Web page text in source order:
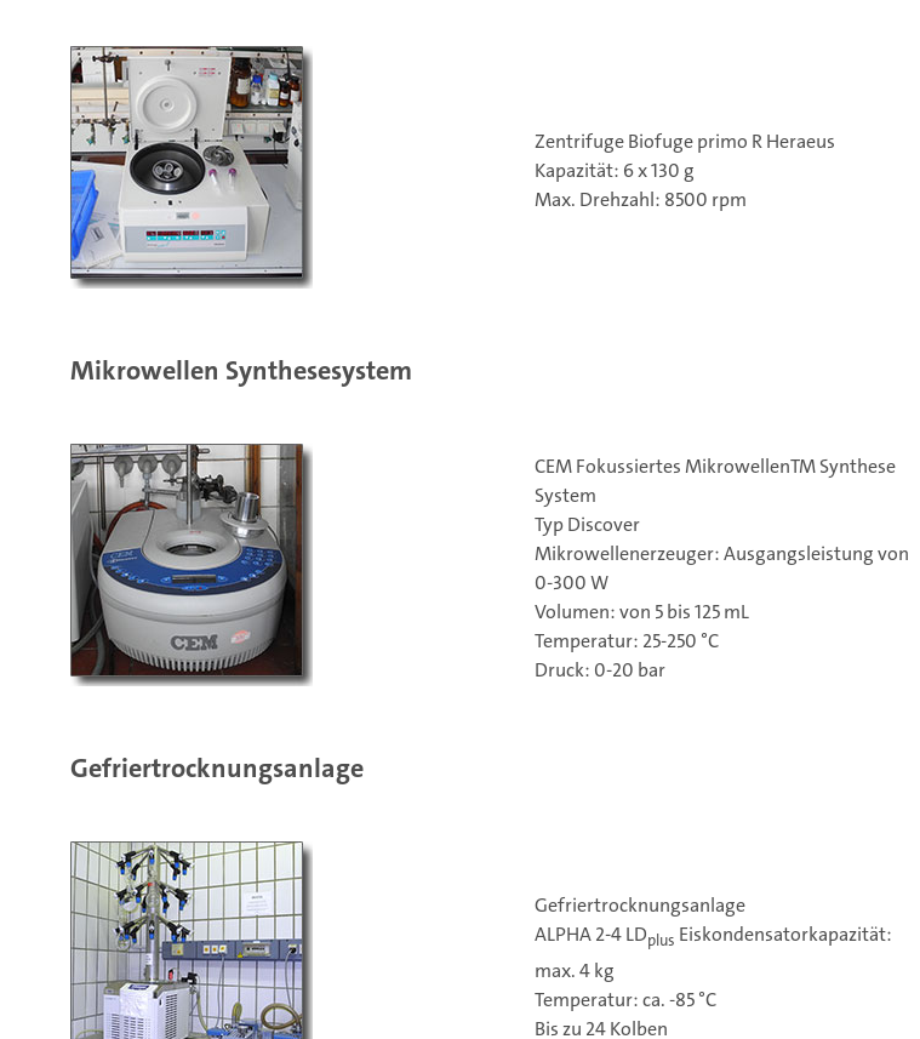
Zentrifuge Biofuge primo R Heraeus
Kapazität: 6 x 130 g
Max. Drehzahl: 8500 rpm
Mikrowellen Synthesesystem
CEM Fokussiertes MikrowellenTM Synthese
System
Typ Discover
Mikrowellenerzeuger: Ausgangsleistung von
0-300 W
Volumen: von 5 bis 125 mL
Temperatur: 25-250 °C
Druck: 0-20 bar
Gefriertrocknungsanlage
Gefriertrocknungsanlage
ALPHA 2-4 LDplus Eiskondensatorkapazität:
max. 4 kg
Temperatur: ca. -85 °C
Bis zu 24 Kolben